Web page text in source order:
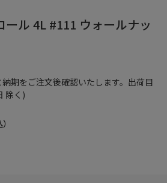
期をご注文後確認いたします。出荷目
除く)
ル 4L #111 ウォールナッ